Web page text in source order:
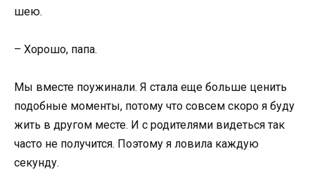
шею.
– Хорошо, папа.
Мы вместе поужинали. Я стала еще больше ценить
подобные моменты, потому что совсем скоро я буду
жить в другом месте. И с родителями видеться так
часто не получится. Поэтому я ловила каждую
секунду.